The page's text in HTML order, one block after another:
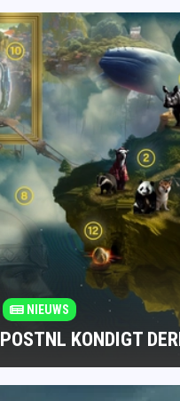
NIEUWS
POSTNL KONDIGT